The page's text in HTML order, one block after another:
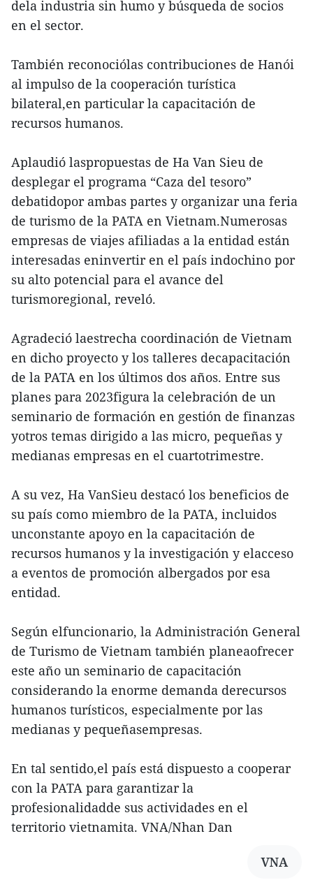
dela industria sin humo y búsqueda de socios
en el sector.
También reconociólas contribuciones de Hanói
al impulso de la cooperación turística
bilateral,en particular la capacitación de
recursos humanos.
Aplaudió laspropuestas de Ha Van Sieu de
desplegar el programa “Caza del tesoro”
debatidopor ambas partes y organizar una feria
de turismo de la PATA en Vietnam.Numerosas
empresas de viajes afiliadas a la entidad están
interesadas eninvertir en el país indochino por
su alto potencial para el avance del
turismoregional, reveló.
Agradeció laestrecha coordinación de Vietnam
en dicho proyecto y los talleres decapacitación
de la PATA en los últimos dos años. Entre sus
planes para 2023figura la celebración de un
seminario de formación en gestión de finanzas
yotros temas dirigido a las micro, pequeñas y
medianas empresas en el cuartotrimestre.
A su vez, Ha VanSieu destacó los beneficios de
su país como miembro de la PATA, incluidos
unconstante apoyo en la capacitación de
recursos humanos y la investigación y elacceso
a eventos de promoción albergados por esa
entidad.
Según elfuncionario, la Administración General
de Turismo de Vietnam también planeaofrecer
este año un seminario de capacitación
considerando la enorme demanda derecursos
humanos turísticos, especialmente por las
medianas y pequeñasempresas.
En tal sentido,el país está dispuesto a cooperar
con la PATA para garantizar la
profesionalidadde sus actividades en el
territorio vietnamita. VNA/Nhan Dan
VNA